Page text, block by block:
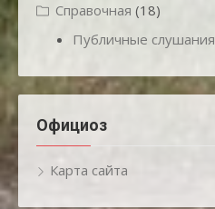
Справочная (18)
Публичные слушания
Официоз
Карта сайта